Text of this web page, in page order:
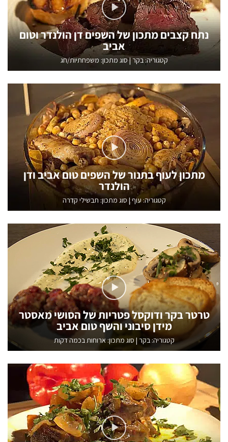
נתח קצבים מתכון של השפים דן הולנדר וטום
אביב
קטגוריה:בקר |סוג מתכון: משפחתיות/חג
מתכון לעוף בתנור של השפים טום אביב ודן
הולנדר
קטגוריה:עוף| סוג מתכון: תבשילי קדרה
טרטר בקר ודוקסל פטריות של הסושי מאסטר
מידן סיבוני והשף טום אביב
קטגוריה:בקר | סוג מתכון: ארוחות בכמה דקות